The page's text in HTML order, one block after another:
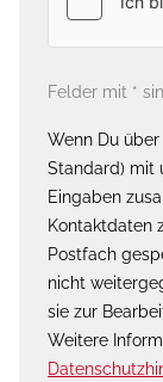
Felder mit *
Wenn Du
Standard) mit
Eingaben
Kontaktdaten
Postfach
nicht
sie zur
Weitere